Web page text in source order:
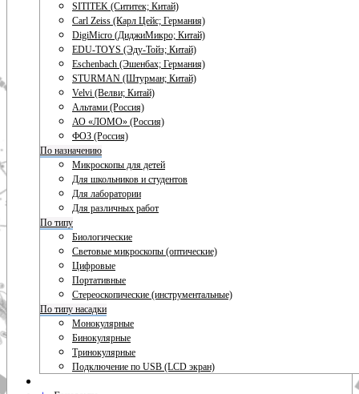
SITITEK (Сититек; Китай)
Carl Zeiss (Карл Цейс; Германия)
DigiMicro (ДиджиМикро; Китай)
EDU-TOYS (Эду-Тойз; Китай)
Eschenbach (Эшенбах; Германия)
STURMAN (Штурман; Китай)
Velvi (Велви; Китай)
Альтами (Россия)
АО «ЛОМО» (Россия)
ФОЗ (Россия)
По назначению
Микроскопы для детей
Для школьников и студентов
Для лаборатории
Для различных работ
По типу
Биологические
Световые микроскопы (оптические)
Цифровые
Портативные
Стереоскопические (инструментальные)
По типу насадки
Монокулярные
Бинокулярные
Тринокулярные
Подключение по USB (LCD экран)